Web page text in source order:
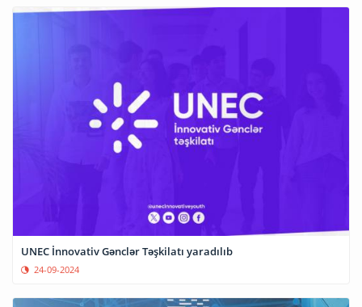
UNEC İnnovativ Gənclər Təşkilatı yaradılıb
24-09-2024